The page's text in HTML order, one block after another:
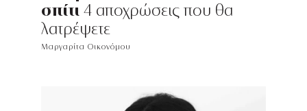
σπίτι 4 αποχρώσεις που θα
λατρέψετε
Μαργαρίτα Οικονόμου